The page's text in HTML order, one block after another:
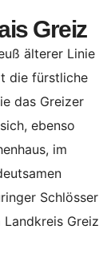
Greiz
älterer Linie
die fürstliche
das Greizer
ebenso
im
Schlösser
Greiz